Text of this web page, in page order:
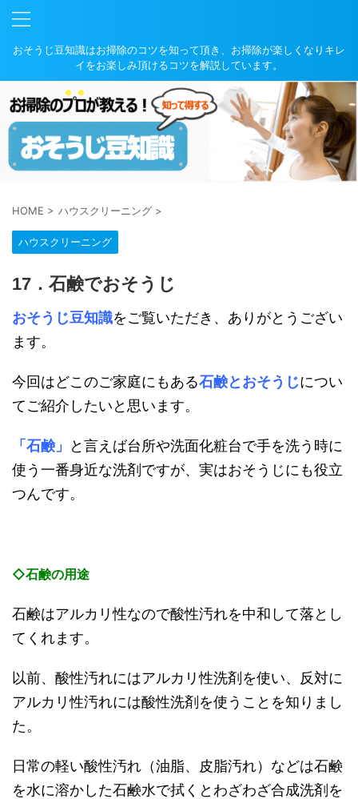
おそうじ豆知識はお掃除のコツを知って頂き、お掃除が楽しくなりキレ
イをお楽しみ頂けるコツを解説しています。
HOME > ハウスクリーニング >
ハウスクリーニング
17．石鹸でおそうじ
おそうじ豆知識をご覧いただき、ありがとうござい
ます。
今回はどこのご家庭にもある石鹸とおそうじについ
てご紹介したいと思います。
「石鹸」
と言えば台所や洗面化粧台で手を洗う時に
使う一番身近な洗剤ですが、実はおそうじにも役立
つんです。
◇石鹸の用途
石鹸はアルカリ性なので酸性汚れを中和して落とし
てくれます。
以前、酸性汚れにはアルカリ性洗剤を使い、反対に
アルカリ性汚れには酸性洗剤を使うことを知りまし
た。
日常の軽い酸性汚れ（油脂、皮脂汚れ）などは石鹸
を水に溶かした石鹸水で拭くとわざわざ合成洗剤を